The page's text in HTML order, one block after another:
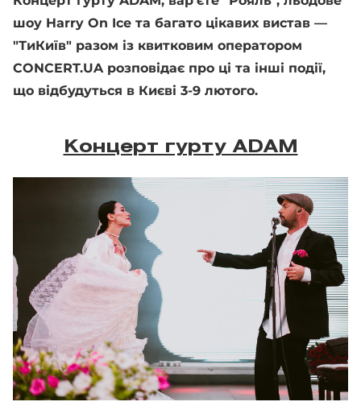
шоу Harry On Ice та багато цікавих вистав —
"ТиКиїв" разом із квитковим оператором
CONCERT.UA розповідає про ці та інші події,
що відбудуться в Києві 3-9 лютого.
Концерт гурту ADAM